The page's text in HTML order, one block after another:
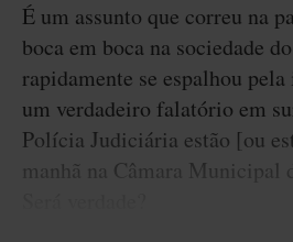
É um assunto que correu na
boca em boca na sociedade
rapidamente se espalhou
um verdadeiro falatório em
Polícia Judiciária estão [ou
manhã na Câmara Municipal